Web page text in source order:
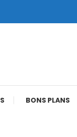
BONS PLANS